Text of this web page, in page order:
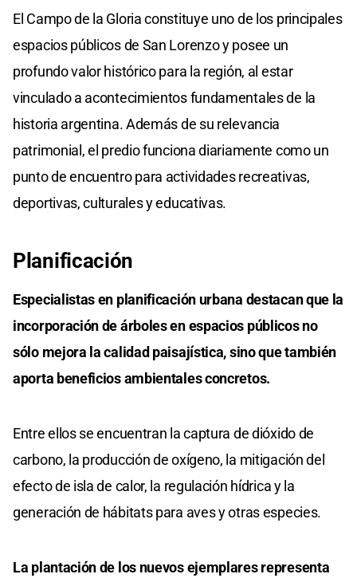
El Campo de la Gloria constituye uno de los principales
espacios públicos de San Lorenzo y posee un
profundo valor histórico para la región, al estar
vinculado a acontecimientos fundamentales de la
historia argentina. Además de su relevancia
patrimonial, el predio funciona diariamente como un
punto de encuentro para actividades recreativas,
deportivas, culturales y educativas.
Planificación
Especialistas en planificación urbana destacan que la
incorporación de árboles en espacios públicos no
sólo mejora la calidad paisajística, sino que también
aporta beneficios ambientales concretos.
Entre ellos se encuentran la captura de dióxido de
carbono, la producción de oxígeno, la mitigación del
efecto de isla de calor, la regulación hídrica y la
generación de hábitats para aves y otras especies.
La plantación de los nuevos ejemplares representa